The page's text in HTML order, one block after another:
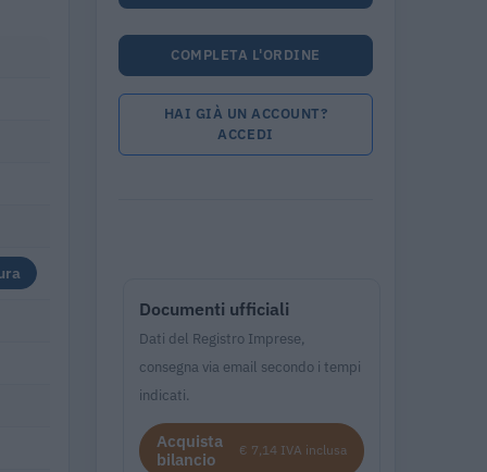
COMPLETA L'ORDINE
HAI GIÀ UN ACCOUNT?
ACCEDI
Documenti ufficiali
Dati del Registro Imprese,
consegna via email secondo i tempi
indicati.
Acquista
bilancio
€ 7,14 IVA inclusa